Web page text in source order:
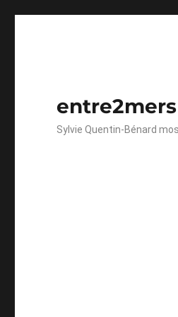
entre2mers
Sylvie Quentin-Bénard